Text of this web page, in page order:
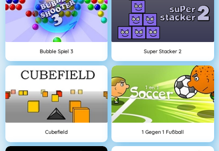
Bubble Spiel 3 Super Stacker 2
Cubefield 1 Gegen 1 Fußball